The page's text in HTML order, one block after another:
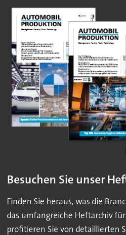
Besuchen Sie unser
Finden Sie heraus, was die
das umfangreiche Heftarchiv
profitieren Sie von detaillierten